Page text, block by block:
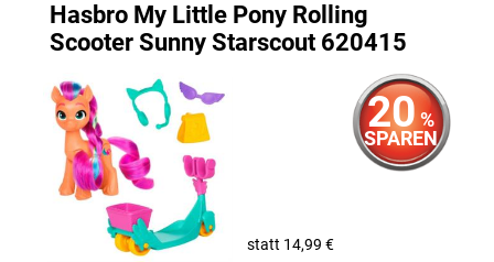
Hasbro My Little Pony Rolling
Scooter Sunny Starscout 620415
20 %
SPAREN
statt 14,99 €